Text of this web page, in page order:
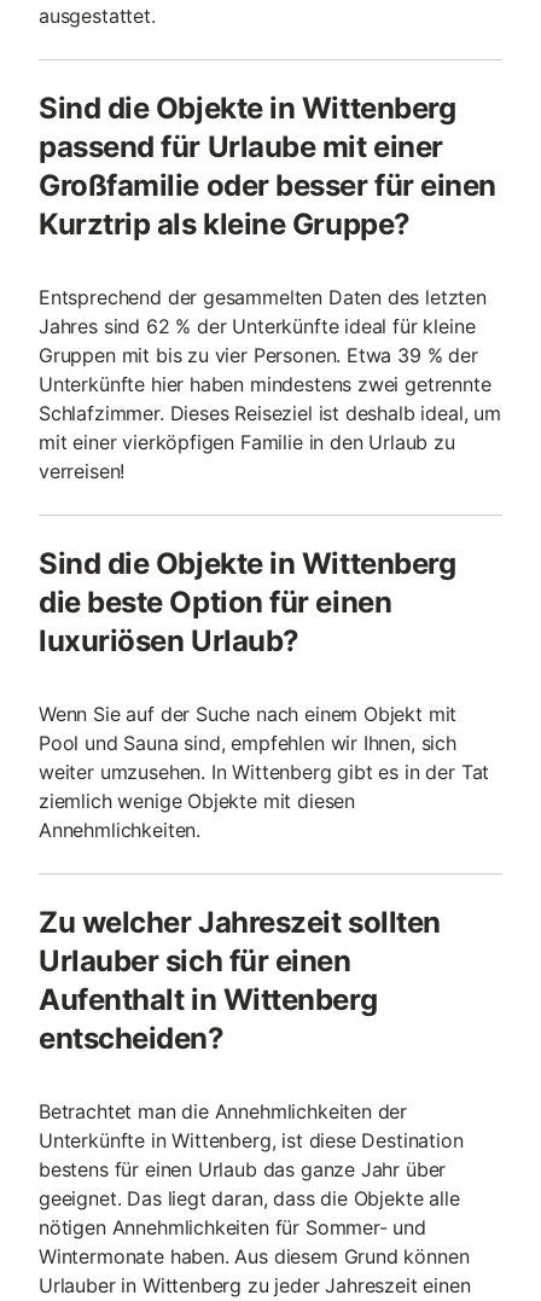
ausgestattet.
Sind die Objekte in Wittenberg
passend für Urlaube mit einer
Großfamilie oder besser für einen
Kurztrip als kleine Gruppe?
Entsprechend der gesammelten Daten des letzten
Jahres sind 62 % der Unterkünfte ideal für kleine
Gruppen mit bis zu vier Personen. Etwa 39 % der
Unterkünfte hier haben mindestens zwei getrennte
Schlafzimmer. Dieses Reiseziel ist deshalb ideal, um
mit einer vierköpfigen Familie in den Urlaub zu
verreisen!
Sind die Objekte in Wittenberg
die beste Option für einen
luxuriösen Urlaub?
Wenn Sie auf der Suche nach einem Objekt mit
Pool und Sauna sind, empfehlen wir Ihnen, sich
weiter umzusehen. In Wittenberg gibt es in der Tat
ziemlich wenige Objekte mit diesen
Annehmlichkeiten.
Zu welcher Jahreszeit sollten
Urlauber sich für einen
Aufenthalt in Wittenberg
entscheiden?
Betrachtet man die Annehmlichkeiten der
Unterkünfte in Wittenberg, ist diese Destination
bestens für einen Urlaub das ganze Jahr über
geeignet. Das liegt daran, dass die Objekte alle
nötigen Annehmlichkeiten für Sommer- und
Wintermonate haben. Aus diesem Grund können
Urlauber in Wittenberg zu jeder Jahreszeit einen